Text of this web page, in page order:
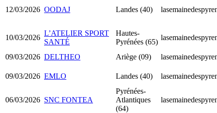
12/03/2026 OODAJ Landes (40)
10/03/2026
L’ATELIER SPORT
SANTÉ
Hautes-
Pyrénées (65)
09/03/2026 DELTHEO Ariège (09)
09/03/2026 EMLO Landes (40)
06/03/2026 SNC FONTEA
Pyrénées-
Atlantiques
(64)